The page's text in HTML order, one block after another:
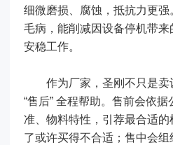
细微磨损、腐蚀，抵抗力更
毛病，能削减因设备停机带
安稳工作。
作为厂家，圣刚不只是卖设
“售后” 全程帮助。售前会依
准、物料特性，引荐最合适
了或许买得不合适；售中会